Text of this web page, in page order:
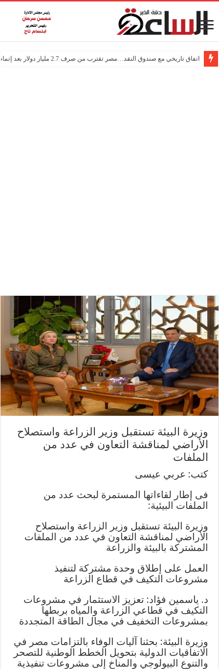
اتفاق تاريخي مع صندوق النقد…مصر تقترب من صرف 2.7 مليار دولار بعد إتمام المراجعتين
وزيرة البيئة تستقبل وزير الزراعة واستصلاح
الأراضي لمناقشة التعاون في عدد من
الملفات
كتب: عربي عيسى
فى إطار لقاءاتها المستمرة لبحث عدد من
الملفات البيئية:
وزيرة البيئة تستقبل وزير الزراعة واستصلاح
الأراضي لمناقشة التعاون في عدد من الملفات
المشتركة بالبيئة والزراعة
العمل على إطلاق وحدة مشتركة لتنفيذ
مشروعات التكيف في قطاع الزراعة
د. ياسمين فؤاد: تعزيز الاستثمار في مشروعات
التكيف في قطاعي الزراعة والمياه بربطها
بمشروعات التخفيف في مجال الطاقة المتجددة
وزيرة البيئة: بحثنا آليات الوفاء بالتزامات مصر في
الاتفاقيات الدولية بتحويل الخطط الوطنية للتصحر
والتنوع البيولوجي والمناخ إلى مشروعات تنفيذية